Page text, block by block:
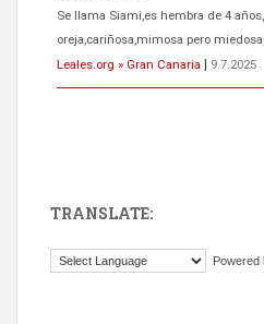
El ayuntamiento se va a llevar a Los
próximos días, ella incluida...
Leales.org » Gran Canaria
9.7.2025
Este gato macho ha aparecido en la
TRANSLATE:
Powered